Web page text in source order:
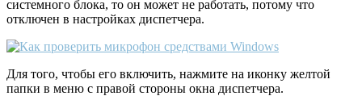
системного блока, то он может не работать, потому что
отключен в настройках диспетчера.
Для того, чтобы его включить, нажмите на иконку желтой
папки в меню с правой стороны окна диспетчера.